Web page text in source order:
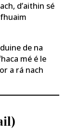
d’aithin sé
de na
mé é le
a rá nach